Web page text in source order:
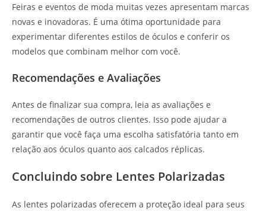
Feiras e eventos de moda muitas vezes apresentam marcas
novas e inovadoras. É uma ótima oportunidade para
experimentar diferentes estilos de óculos e conferir os
modelos que combinam melhor com você.
Recomendações e Avaliações
Antes de finalizar sua compra, leia as avaliações e
recomendações de outros clientes. Isso pode ajudar a
garantir que você faça uma escolha satisfatória tanto em
relação aos óculos quanto aos calcados réplicas.
Concluindo sobre Lentes Polarizadas
As lentes polarizadas oferecem a proteção ideal para seus